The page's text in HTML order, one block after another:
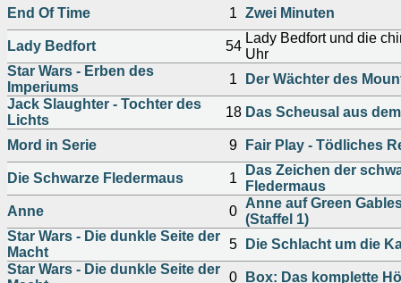
End Of Time
1 Zwei Minuten
Lady Bedfort 54
Lady Bedfort und die
Uhr
Star Wars - Erben des
Imperiums
1
Der Wächter des
Jack Slaughter - Tochter des
Lichts
18 Das Scheusal aus
Mord in Serie 9 Fair Play - Tödliches
Die Schwarze Fledermaus 1
Das Zeichen der
Fledermaus
Anne
0
Anne auf Green
(Staffel 1)
Star Wars - Die dunkle Seite der
Macht
5
Die Schlacht um die
Star Wars - Die dunkle Seite der
0 Box: Das komplette